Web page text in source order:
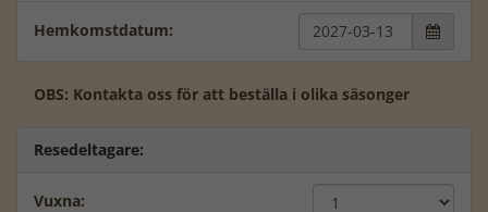
Hemkomstdatum: 
OBS: Kontakta oss för att beställa i olika säsonger
Resedeltagare:
Vuxna: